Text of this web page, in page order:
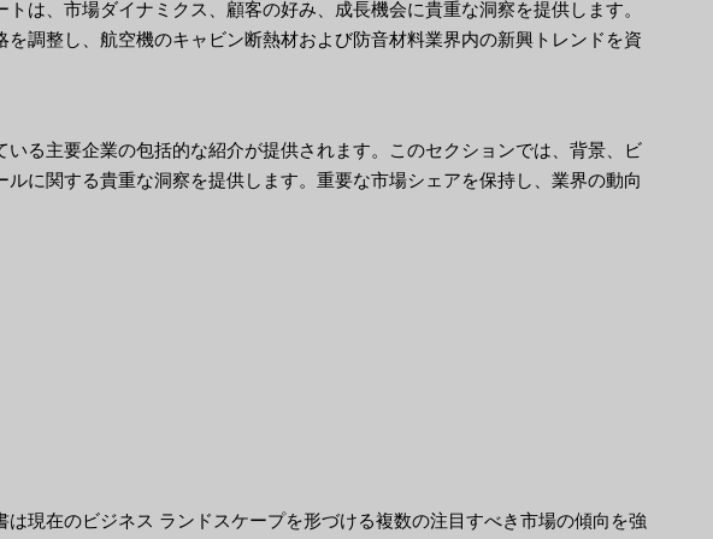
は、市場ダイナミクス、顧客の好み、成長機会に貴重な洞察を提供します。
調整し、航空機のキャビン断熱材および防音材料業界内の新興トレンドを資
る主要企業の包括的な紹介が提供されます。このセクションでは、背景、ビ
に関する貴重な洞察を提供します。重要な市場シェアを保持し、業界の動向
現在のビジネス ランドスケープを形づける複数の注目すべき市場の傾向を強